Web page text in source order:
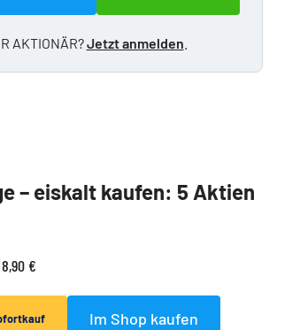
AKTIONÄR?Jetzt anmelden
– eiskalt kaufen: 5 Aktien
8,90 €
Im Shop kaufen